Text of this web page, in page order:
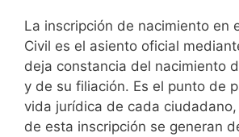
La inscripción de nacimiento en
Civil es el asiento oficial
deja constancia del nacimiento
y de su filiación. Es el punto de
vida jurídica de cada
de esta inscripción se generan